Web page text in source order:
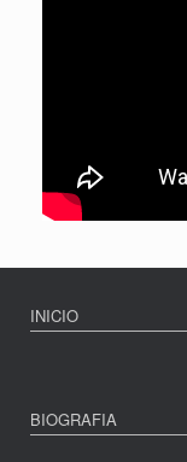
INICIO
BIOGRAFIA